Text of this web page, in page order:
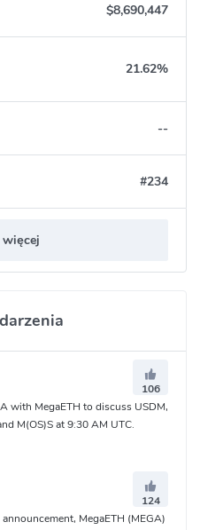
$8,690,447
21.62%
--
#234
więcej
106
with MegaETH to discuss USDM,
M(OS)S at 9:30 AM UTC.
124
MegaETH (MEGA)